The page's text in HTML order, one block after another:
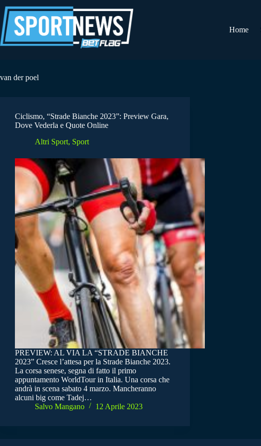
al
contenuto
Home
van der poel
Ciclismo, “Strade Bianche 2023”: Preview Gara,
Dove Vederla e Quote Online
Altri Sport, Sport
PREVIEW: AL VIA LA “STRADE BIANCHE
2023” Cresce l’attesa per la Strade Bianche 2023.
La corsa senese, segna di fatto il primo
appuntamento WorldTour in Italia. Una corsa che
andrà in scena sabato 4 marzo. Mancheranno
alcuni big come Tadej…
Salvo Mangano
12 Aprile 2023